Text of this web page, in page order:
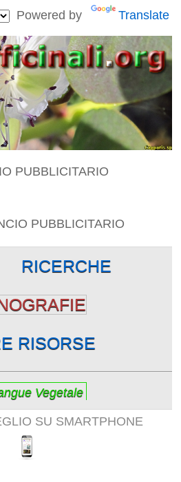
Powered by Translate
PUBBLICITARIO
PUBBLICITARIO
RICERCHE
RISORSE
Vegetale
SU SMARTPHONE